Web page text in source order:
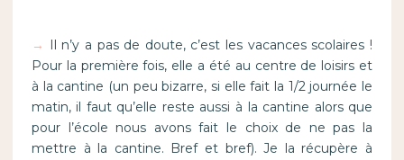
→
Il n’y a pas de doute, c’est les vacances scolaires !
Pour la première fois, elle a été au centre de loisirs et
à la cantine (un peu bizarre, si elle fait la 1/2 journée le
matin, il faut qu’elle reste aussi à la cantine alors que
pour l’école nous avons fait le choix de ne pas la
mettre à la cantine. Bref et bref). Je la récupère à